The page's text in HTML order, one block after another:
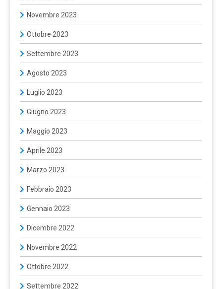
Novembre 2023
Ottobre 2023
Settembre 2023
Agosto 2023
Luglio 2023
Giugno 2023
Maggio 2023
Aprile 2023
Marzo 2023
Febbraio 2023
Gennaio 2023
Dicembre 2022
Novembre 2022
Ottobre 2022
Settembre 2022